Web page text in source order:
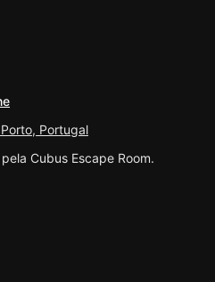
Portugal
Cubus Escape Room.